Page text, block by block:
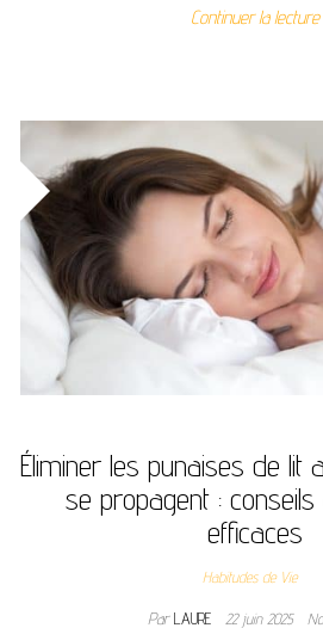
Continuer la lecture
Éliminer les punaises de lit
se propagent :
efficaces
Habitudes de Vie
ParLAURE 22 juin 2025